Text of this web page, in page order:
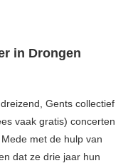
in Drongen
Gents collectief
vaak gratis) concerten
met de hulp van
dat ze drie jaar hun